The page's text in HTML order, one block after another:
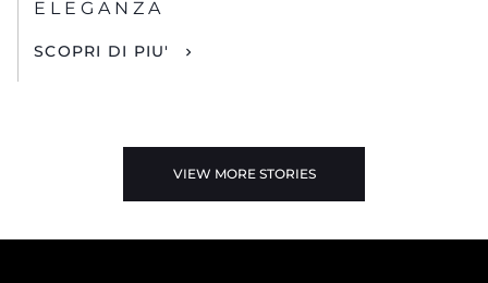
ELEGANZA
SCOPRI DI PIU'
VIEW MORE STORIES